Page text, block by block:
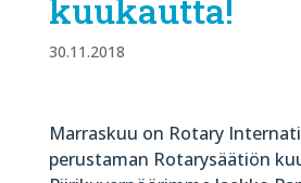
kuukautta!
30.11.2018
Marraskuu on Rotary
perustaman Rotarysäätiön